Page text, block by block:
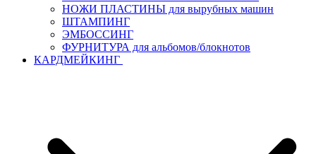
НОЖИ ПЛАСТИНЫ для вырубных машин
ШТАМПИНГ
ЭМБОССИНГ
ФУРНИТУРА для альбомов/блокнотов
КАРДМЕЙКИНГ